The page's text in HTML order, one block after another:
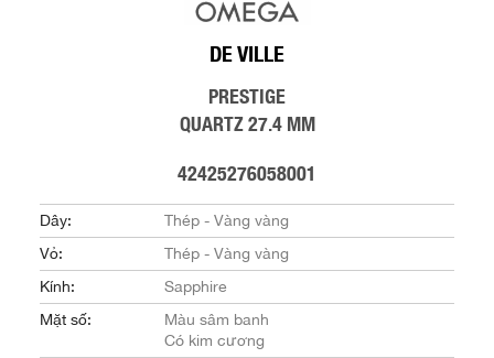
DE VILLE
PRESTIGE
QUARTZ 27.4 MM
42425276058001
Dây:
Thép - Vàng vàng
Vỏ:
Thép - Vàng vàng
Kính:
Sapphire
Mặt số:
Màu sâm banh
Có kim cương